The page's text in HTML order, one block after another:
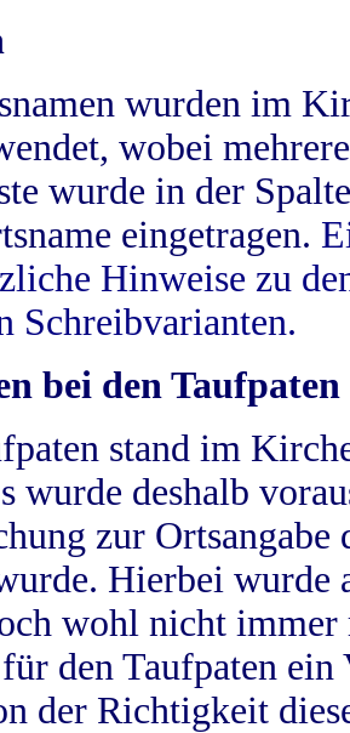
wurden im
wobei
wurde in der
eingetragen.
Hinweise zu
Schreibvarianten.
bei den Taufpaten
stand im
wurde deshalb
zur
Hierbei wurde
wohl nicht
den Taufpaten
der Richtigkeit